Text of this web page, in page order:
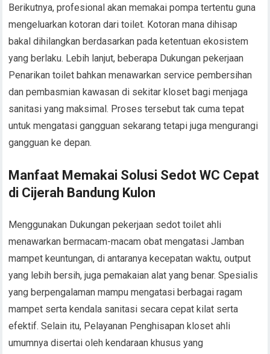
Berikutnya, profesional akan memakai pompa tertentu guna
mengeluarkan kotoran dari toilet. Kotoran mana dihisap
bakal dihilangkan berdasarkan pada ketentuan ekosistem
yang berlaku. Lebih lanjut, beberapa Dukungan pekerjaan
Penarikan toilet bahkan menawarkan service pembersihan
dan pembasmian kawasan di sekitar kloset bagi menjaga
sanitasi yang maksimal. Proses tersebut tak cuma tepat
untuk mengatasi gangguan sekarang tetapi juga mengurangi
gangguan ke depan.
Manfaat Memakai Solusi Sedot WC Cepat
di Cijerah Bandung Kulon
Menggunakan Dukungan pekerjaan sedot toilet ahli
menawarkan bermacam-macam obat mengatasi Jamban
mampet keuntungan, di antaranya kecepatan waktu, output
yang lebih bersih, juga pemakaian alat yang benar. Spesialis
yang berpengalaman mampu mengatasi berbagai ragam
mampet serta kendala sanitasi secara cepat kilat serta
efektif. Selain itu, Pelayanan Penghisapan kloset ahli
umumnya disertai oleh kendaraan khusus yang